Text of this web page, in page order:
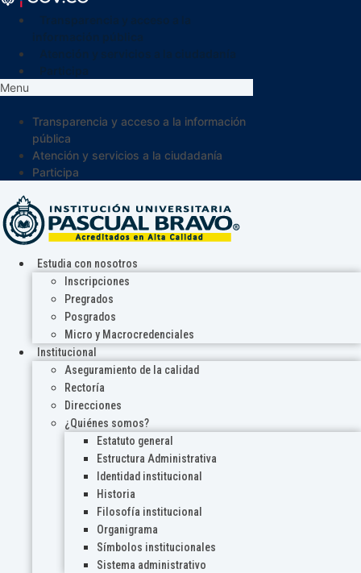
Menu
Transparencia y acceso a la información
pública
Atención y servicios a la ciudadanía
Participa
Estudia con nosotros
Inscripciones
Pregrados
Posgrados
Micro y Macrocredenciales
Institucional
Aseguramiento de la calidad
Rectoría
Direcciones
¿Quiénes somos?
Estatuto general
Estructura Administrativa
Identidad institucional
Historia
Filosofía institucional
Organigrama
Símbolos institucionales
Sistema administrativo